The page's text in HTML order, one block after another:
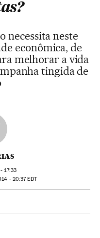
necessita neste
econômica, de
melhorar a vida
tingida de
17:33
- 20:37EDT